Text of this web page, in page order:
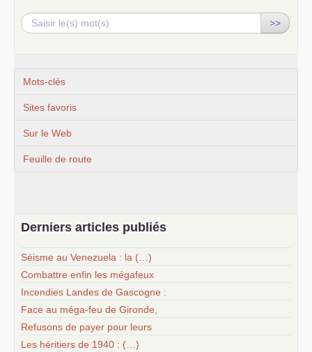
>>
Mots-clés
Sites favoris
Sur le Web
Feuille de route
Derniers articles publiés
Séisme au Venezuela : la (…)
Combattre enfin les mégafeux
Incendies Landes de Gascogne :
Face au méga-feu de Gironde,
Refusons de payer pour leurs
Les héritiers de 1940 : (…)